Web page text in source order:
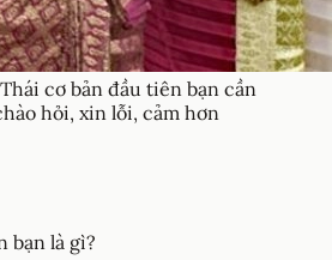
cơ bản đầu tiên bạn cần
hỏi, xin lỗi, cảm hơn
bạn là gì?